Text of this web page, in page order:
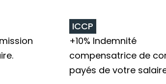
ICCP
+10% Indemnité
compensatrice de
payés de votre